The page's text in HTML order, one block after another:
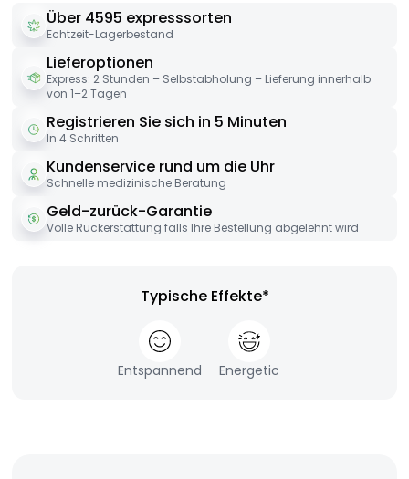
Über 4595 expresssorten
Echtzeit-Lagerbestand
Lieferoptionen
Express: 2 Stunden – Selbstabholung – Lieferung innerhalb
von 1–2 Tagen
Registrieren Sie sich in 5 Minuten
In 4 Schritten
Kundenservice rund um die Uhr
Schnelle medizinische Beratung
Geld-zurück-Garantie
Volle Rückerstattung falls Ihre Bestellung abgelehnt wird
Typische Effekte*
Entspannend Energetic